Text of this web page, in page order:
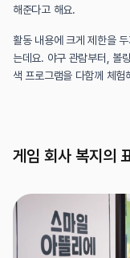
해준다고 해요.
활동 내용에 크게 제한을
는데요. 야구 관람부터, 볼
색 프로그램을 다함께 체험
게임 회사 복지의